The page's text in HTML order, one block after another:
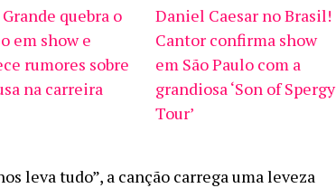
quebra o
em show e
rumores sobre
na carreira
Daniel Caesar no Brasil!
Cantor confirma show
em São Paulo com a
grandiosa ‘Son of Spergy
Tour’
leva tudo”, a canção carrega uma leveza